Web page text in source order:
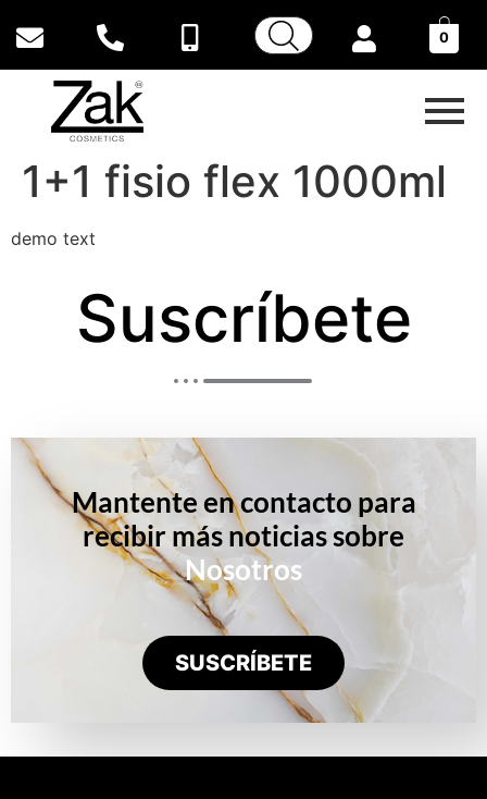
0
1+1 fisio flex 1000ml
demo text
Suscríbete
Mantente en contacto para
recibir más noticias sobre
Nosotros
SUSCRÍBETE